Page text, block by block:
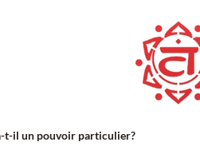
t-il un pouvoir particulier?